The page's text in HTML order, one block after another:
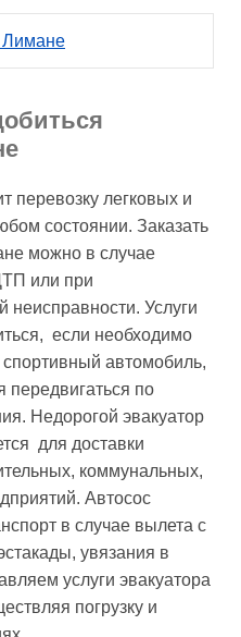
Лимане
перевозку легковых и
состоянии. Заказать
можно в случае
или при
неисправности. Услуги
если необходимо
автомобиль,
передвигаться по
Недорогой эвакуатор
для доставки
коммунальных,
Автосос
в случае вылета с
увязания в
услуги эвакуатора
погрузку и